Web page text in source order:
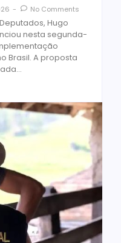
- No Comments
Hugo
nesta segunda-
Brasil. A proposta